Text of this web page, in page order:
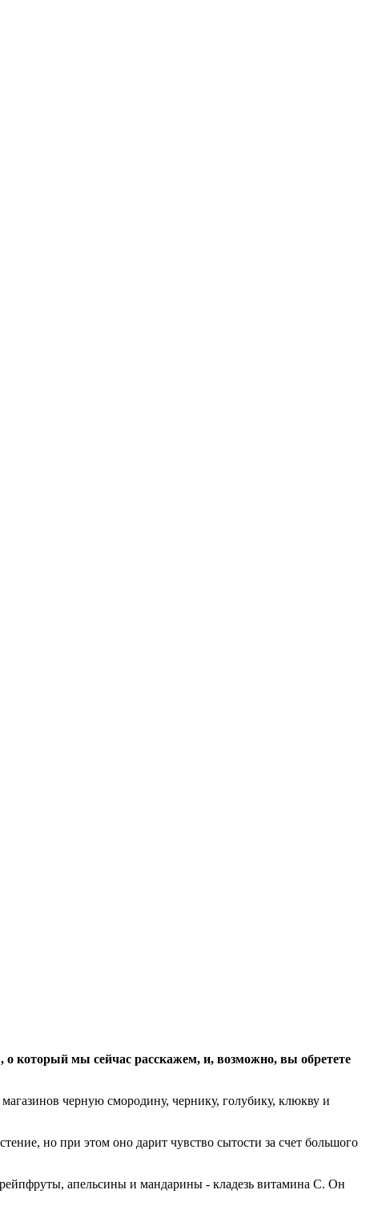
о который мы сейчас расскажем, и, возможно, вы обретете
черную смородину, чернику, голубику, клюкву и
но при этом оно дарит чувство сытости за счет большого
апельсины и мандарины - кладезь витамина C. Он